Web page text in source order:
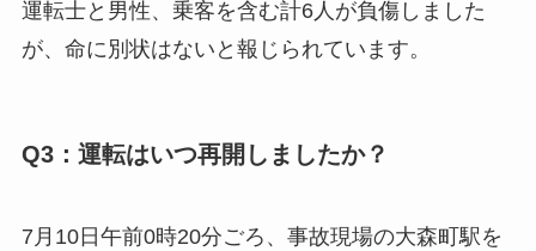
運転士と男性、乗客を含む計6人が負傷しました
が、命に別状はないと報じられています。
Q3：運転はいつ再開しましたか？
7月10日午前0時20分ごろ、事故現場の大森町駅を